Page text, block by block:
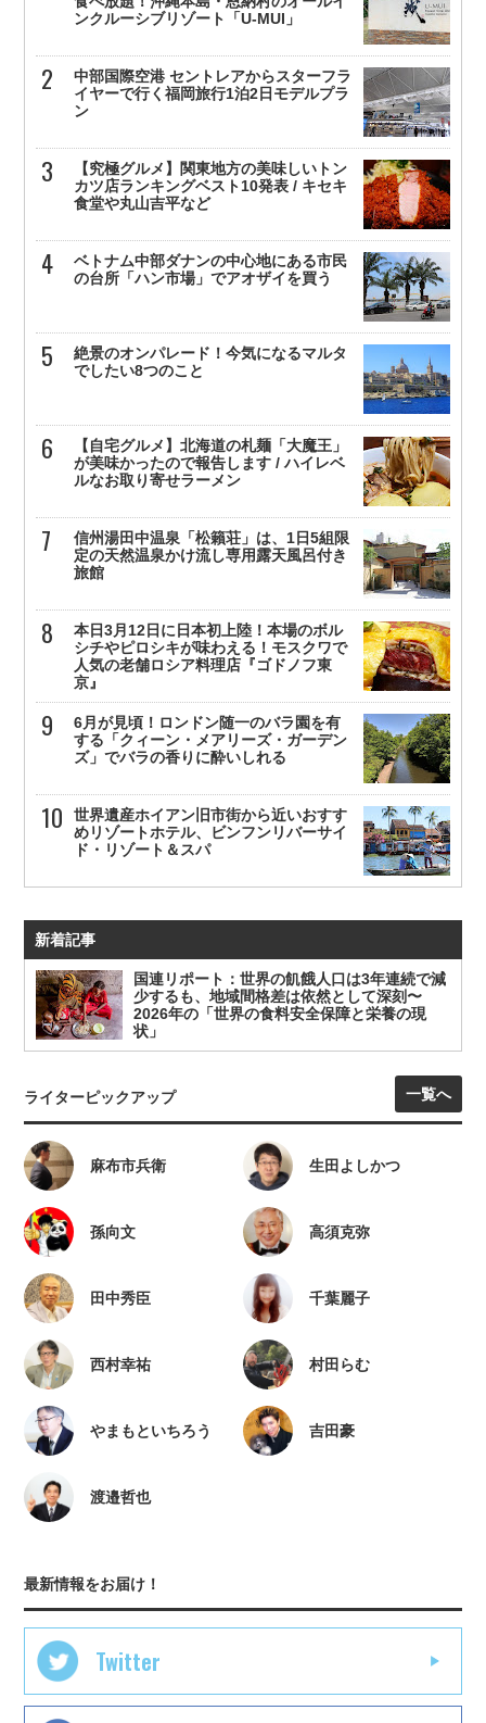
ンクルーシブリゾート「U-MUI」
中部国際空港 セントレアからスターフラ
イヤーで行く福岡旅行1泊2日モデルプラ
ン
【究極グルメ】関東地方の美味しいトン
カツ店ランキングベスト10発表 / キセキ
食堂や丸山吉平など
ベトナム中部ダナンの中心地にある市民
の台所「ハン市場」でアオザイを買う
絶景のオンパレード！今気になるマルタ
でしたい8つのこと
【自宅グルメ】北海道の札麺「大魔王」
が美味かったので報告します / ハイレベ
ルなお取り寄せラーメン
信州湯田中温泉「松籟荘」は、1日5組限
定の天然温泉かけ流し専用露天風呂付き
旅館
本日3月12日に日本初上陸！本場のボル
シチやピロシキが味わえる！モスクワで
人気の老舗ロシア料理店『ゴドノフ東
京』
6月が見頃！ロンドン随一のバラ園を有
する「クィーン・メアリーズ・ガーデン
ズ」でバラの香りに酔いしれる
世界遺産ホイアン旧市街から近いおすす
めリゾートホテル、ビンフンリバーサイ
ド・リゾート＆スパ
新着記事
国連リポート：世界の飢餓人口は3年連続で減
少するも、地域間格差は依然として深刻〜
2026年の「世界の食料安全保障と栄養の現
状」
ライターピックアップ 一覧へ
麻布市兵衛 生田よしかつ
孫向文 高須克弥
田中秀臣 千葉麗子
西村幸祐 村田らむ
やまもといちろう 吉田豪
渡邉哲也
最新情報をお届け！
Twitter